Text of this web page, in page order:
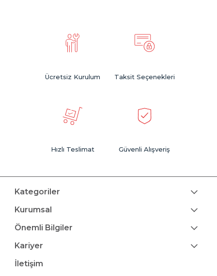
Evinizin havasını değiştirmek ve yaşam alanlarını daha keyifli hale
getirmek için zevkinize uygun
lambader modellerini
Ücretsiz Kurulum Taksit Seçenekleri
Hızlı Teslimat Güvenli Alışveriş
Kategoriler
Kurumsal
Önemli Bilgiler
Kariyer
İletişim